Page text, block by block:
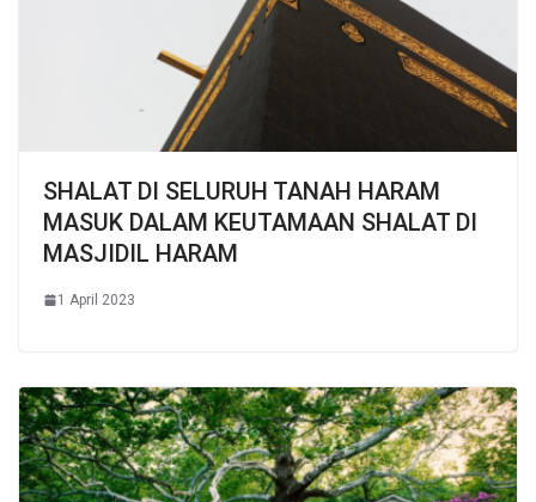
SHALAT DI SELURUH TANAH HARAM
MASUK DALAM KEUTAMAAN SHALAT DI
MASJIDIL HARAM
1 April 2023